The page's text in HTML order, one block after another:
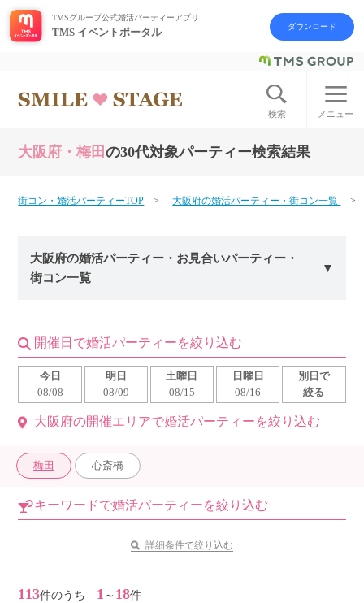
ログイン アカウント登録
はじめての方へ
今週の婚活パーティー
よくあるご質問
お問い合わせ
利用規約
個人情報保護方針launch
子どもの安全基準に関するポリシー
公式アカウントで最新情報を配信中！
TMSグループ公式婚活パーティーアプリ
TMS イベントポータル ダウンロード
検索 メニュー
大阪府・梅田の30代対象パーティー検索結果
街コン・婚活パーティーTOP 大阪府の婚活パーティー・街コン一覧
大阪府の婚活パーティー・お見合いパーティー・
街コン一覧
開催日で婚活パーティーを絞り込む
今日
08/08
明日
08/09
土曜日
08/15
日曜日
08/16
別日で
絞る
大阪府の開催エリアで婚活パーティーを絞り込む
梅田 心斎橋
キーワードで婚活パーティーを絞り込む
詳細条件で絞り込む
113件のうち 1 ～ 18件